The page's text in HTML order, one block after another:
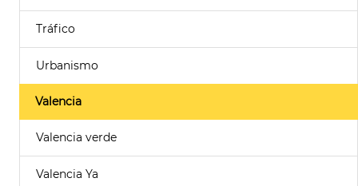
Tráfico
Urbanismo
Valencia
Valencia verde
Valencia Ya